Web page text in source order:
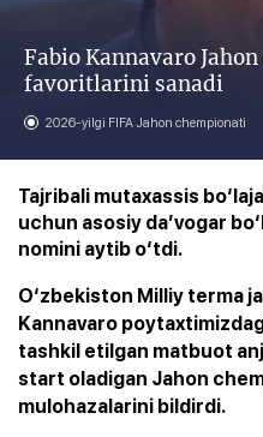
Fabio Kannavaro
favoritlarini sanadi
2026-yilgi FIFA Jahon chempionati
Tajribali mutaxassis
uchun asosiy da’vogar
nomini aytib o‘tdi.
O‘zbekiston Milliy terma
Kannavaro
tashkil etilgan matbuot
start oladigan Jahon
mulohazalarini bildirdi.